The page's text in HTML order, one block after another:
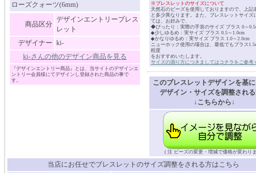
ローズクォーツ(6mm)
商品区分
デザインエントリーブレス
レット
デザイナー ki-
ki-さんの他のデザイン商品を見る
『デザインエントリー商品』とは、当サイトのデザインエ
ントリー会員様にてデザインし登録された商品の事で
す。
※ブレスレットのサイズについて
天然石のビーズを使用しておりますので、上記
と多少異なります。また、ブレスレットサイズ
ては、お好みで、
◆ぴったり：実際の手首のサイズ プラス 0～
◆少しゆるめ：実サイズ プラス 0.5～1.0cm
◆かなりゆるめ：実サイズ プラス 1.0～2.0cm
ニューホック使用の場合は、最低でもプラス
程度
をおすすめいたします。
サイズの測り方につきましてはコチラをご参考
このブレスレットデザインを基
デザイン・サイズを調整され
↓こちらから↓
( 注 ビーズの変更・増減で価格が変わり
当店にお任せでブレスレットのサイズ調整をされる方はこちら